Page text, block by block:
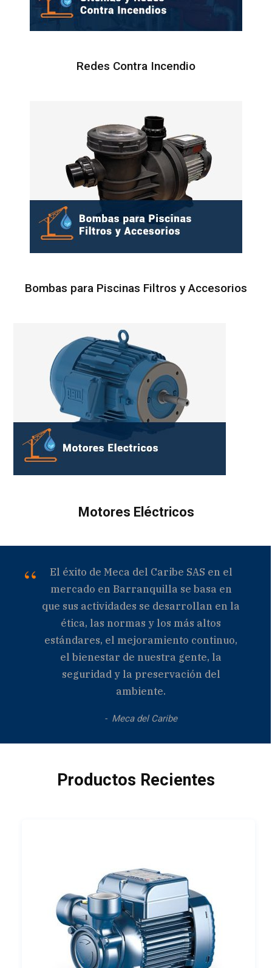
Redes Contra Incendio
Bombas para Piscinas Filtros y Accesorios
Motores Eléctricos
El éxito de Meca del Caribe SAS en el
mercado en Barranquilla se basa en
que sus actividades se desarrollan en la
ética, las normas y los más altos
estándares, el mejoramiento continuo,
el bienestar de nuestra gente, la
seguridad y la preservación del
ambiente.
Meca del Caribe
Productos Recientes